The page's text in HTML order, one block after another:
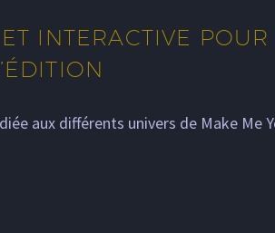
INTERACTIVE POUR
aux différents univers de Make Me